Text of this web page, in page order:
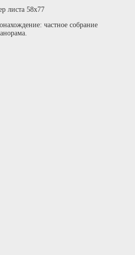
листа 58х77
частное собрание